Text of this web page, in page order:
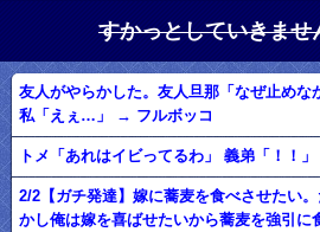
すかっとしていきま
友人がやらかした。友人旦那「なぜ止めな
私「えぇ…」 → フルボッコ
トメ「あれはイビってるわ」 義弟「！！
2/2【ガチ発達】嫁に蕎麦を食べさせたい
かし俺は嫁を喜ばせたいから蕎麦を強引に